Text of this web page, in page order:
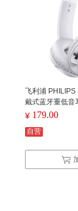
飞利浦
戴式蓝牙重低音
¥ 179.00
自营